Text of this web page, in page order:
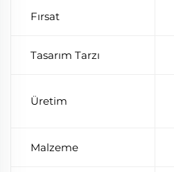
Fırsat
Tasarım Tarzı
Üretim
Malzeme